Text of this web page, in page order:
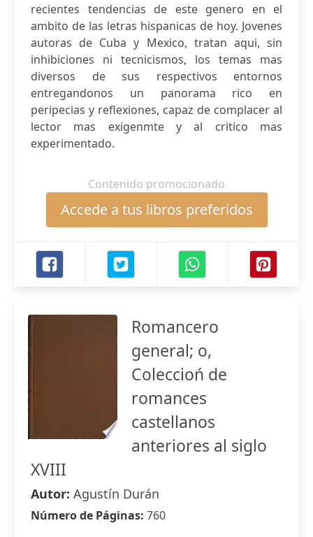
recientes tendencias de este genero en el
ambito de las letras hispanicas de hoy. Jovenes
autoras de Cuba y Mexico, tratan aqui, sin
inhibiciones ni tecnicismos, los temas mas
diversos de sus respectivos entornos
entregandonos un panorama rico en
peripecias y reflexiones, capaz de complacer al
lector mas exigenmte y al critico mas
experimentado.
Contenido promocionado
Accede a tus libros preferidos
Romancero
general; o,
Coleccioń de
romances
castellanos
anteriores al siglo
XVIII
Autor: Agustín Durán
Número de Páginas: 760